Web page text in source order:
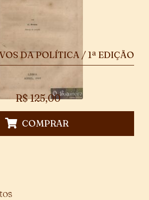
DA POLÍTICA / 1ª EDIÇÃO
R$125,00
COMPRAR